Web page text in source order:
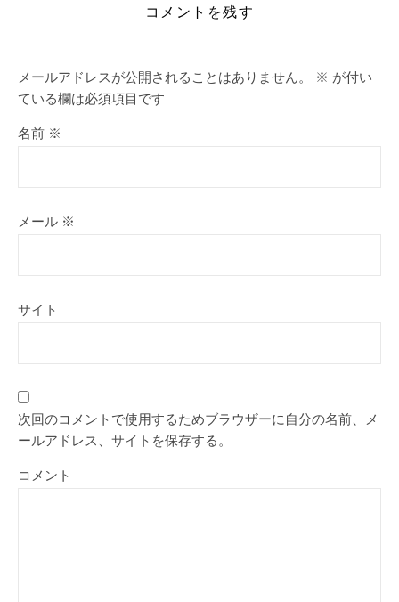
コメントを残す
メールアドレスが公開されることはありません。 ※ が付い
ている欄は必須項目です
名前 ※
メール ※
サイト
次回のコメントで使用するためブラウザーに自分の名前、メ
ールアドレス、サイトを保存する。
コメント